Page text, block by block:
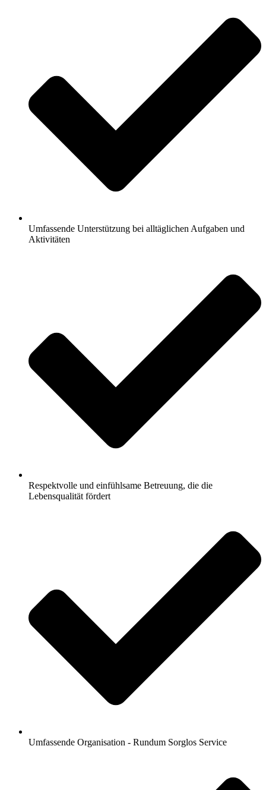
Umfassende Unterstützung bei alltäglichen Aufgaben und
Aktivitäten
Respektvolle und einfühlsame Betreuung, die die
Lebensqualität fördert
Umfassende Organisation - Rundum Sorglos Service